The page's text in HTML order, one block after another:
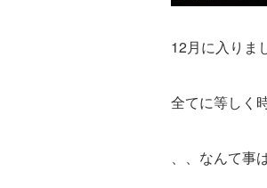
12月に入りま
全てに等しく
、、なんて事